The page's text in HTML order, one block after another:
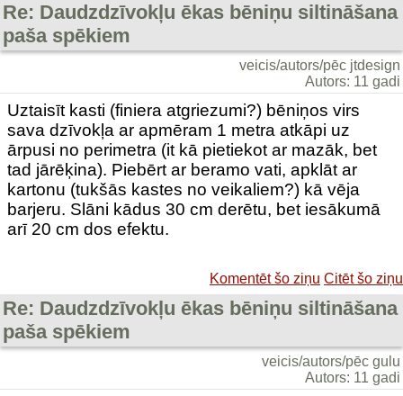
Re: Daudzdzīvokļu ēkas bēniņu siltināšana
paša spēkiem
veicis/autors/pēc jtdesign
Autors: 11 gadi
Uztaisīt kasti (finiera atgriezumi?) bēniņos virs
sava dzīvokļa ar apmēram 1 metra atkāpi uz
ārpusi no perimetra (it kā pietiekot ar mazāk, bet
tad jārēķina). Piebērt ar beramo vati, apklāt ar
kartonu (tukšās kastes no veikaliem?) kā vēja
barjeru. Slāni kādus 30 cm derētu, bet iesākumā
arī 20 cm dos efektu.
Komentēt šo ziņu Citēt šo ziņu
Re: Daudzdzīvokļu ēkas bēniņu siltināšana
paša spēkiem
veicis/autors/pēc gulu
Autors: 11 gadi